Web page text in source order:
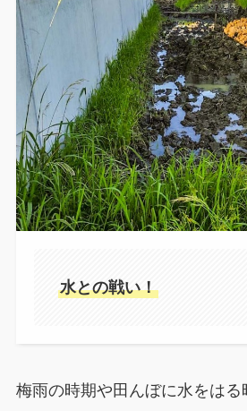
水との戦い！
梅雨の時期や田んぼに水をはる